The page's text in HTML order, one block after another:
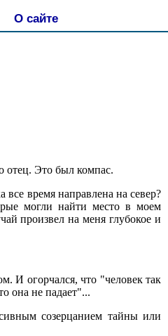
О сайте
отец. Это был компас.
время направлена на север?
могли найти место в моем
произвел на меня глубокое и
И огорчался, что "человек так
она не падает"...
созерцанием тайны или